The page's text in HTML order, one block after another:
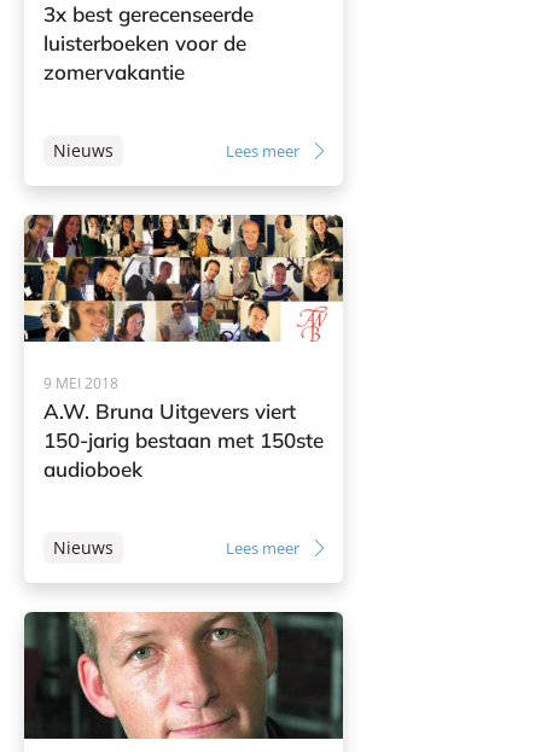
3x best gerecenseerde
luisterboeken voor de
zomervakantie
Nieuws Lees meer
9 MEI 2018
A.W. Bruna Uitgevers viert
150-jarig bestaan met 150ste
audioboek
Nieuws Lees meer